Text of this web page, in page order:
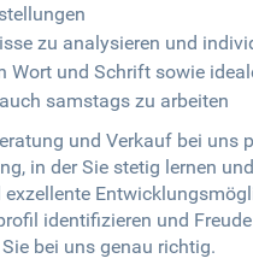
zu analysieren und
Wort und Schrift sowie
samstags zu arbeiten
und Verkauf bei uns
in der Sie stetig lernen
identifizieren und
bei uns genau richtig.